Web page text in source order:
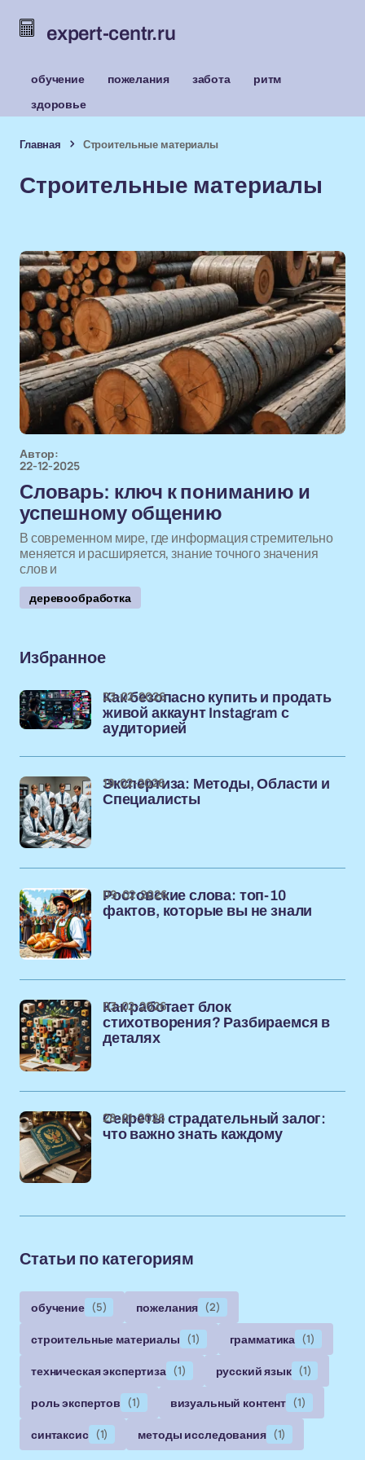
expert-centr.ru
обучение пожелания забота
ритм
здоровье
Главная Строительные материалы
Строительные материалы
Автор:
22-12-2025
Словарь: ключ к пониманию и
успешному общению
В современном мире, где информация стремительно
меняется и расширяется, знание точного значения
слов и
деревообработка
Избранное
Как безопасно купить и продать
живой аккаунт Instagram с
аудиторией
23-02-2026
Экспертиза: Методы, Области и
Специалисты
19-02-2026
Ростовские слова: топ-10
фактов, которые вы не знали
09-02-2026
Как работает блок
стихотворения? Разбираемся в
деталях
03-02-2026
Секреты страдательный залог:
что важно знать каждому
28-01-2026
Статьи по категориям
обучение (5) пожелания (2)
строительные материалы (1) грамматика (1)
техническая экспертиза (1) русский язык (1)
роль экспертов (1) визуальный контент (1)
синтаксис (1) методы исследования (1)